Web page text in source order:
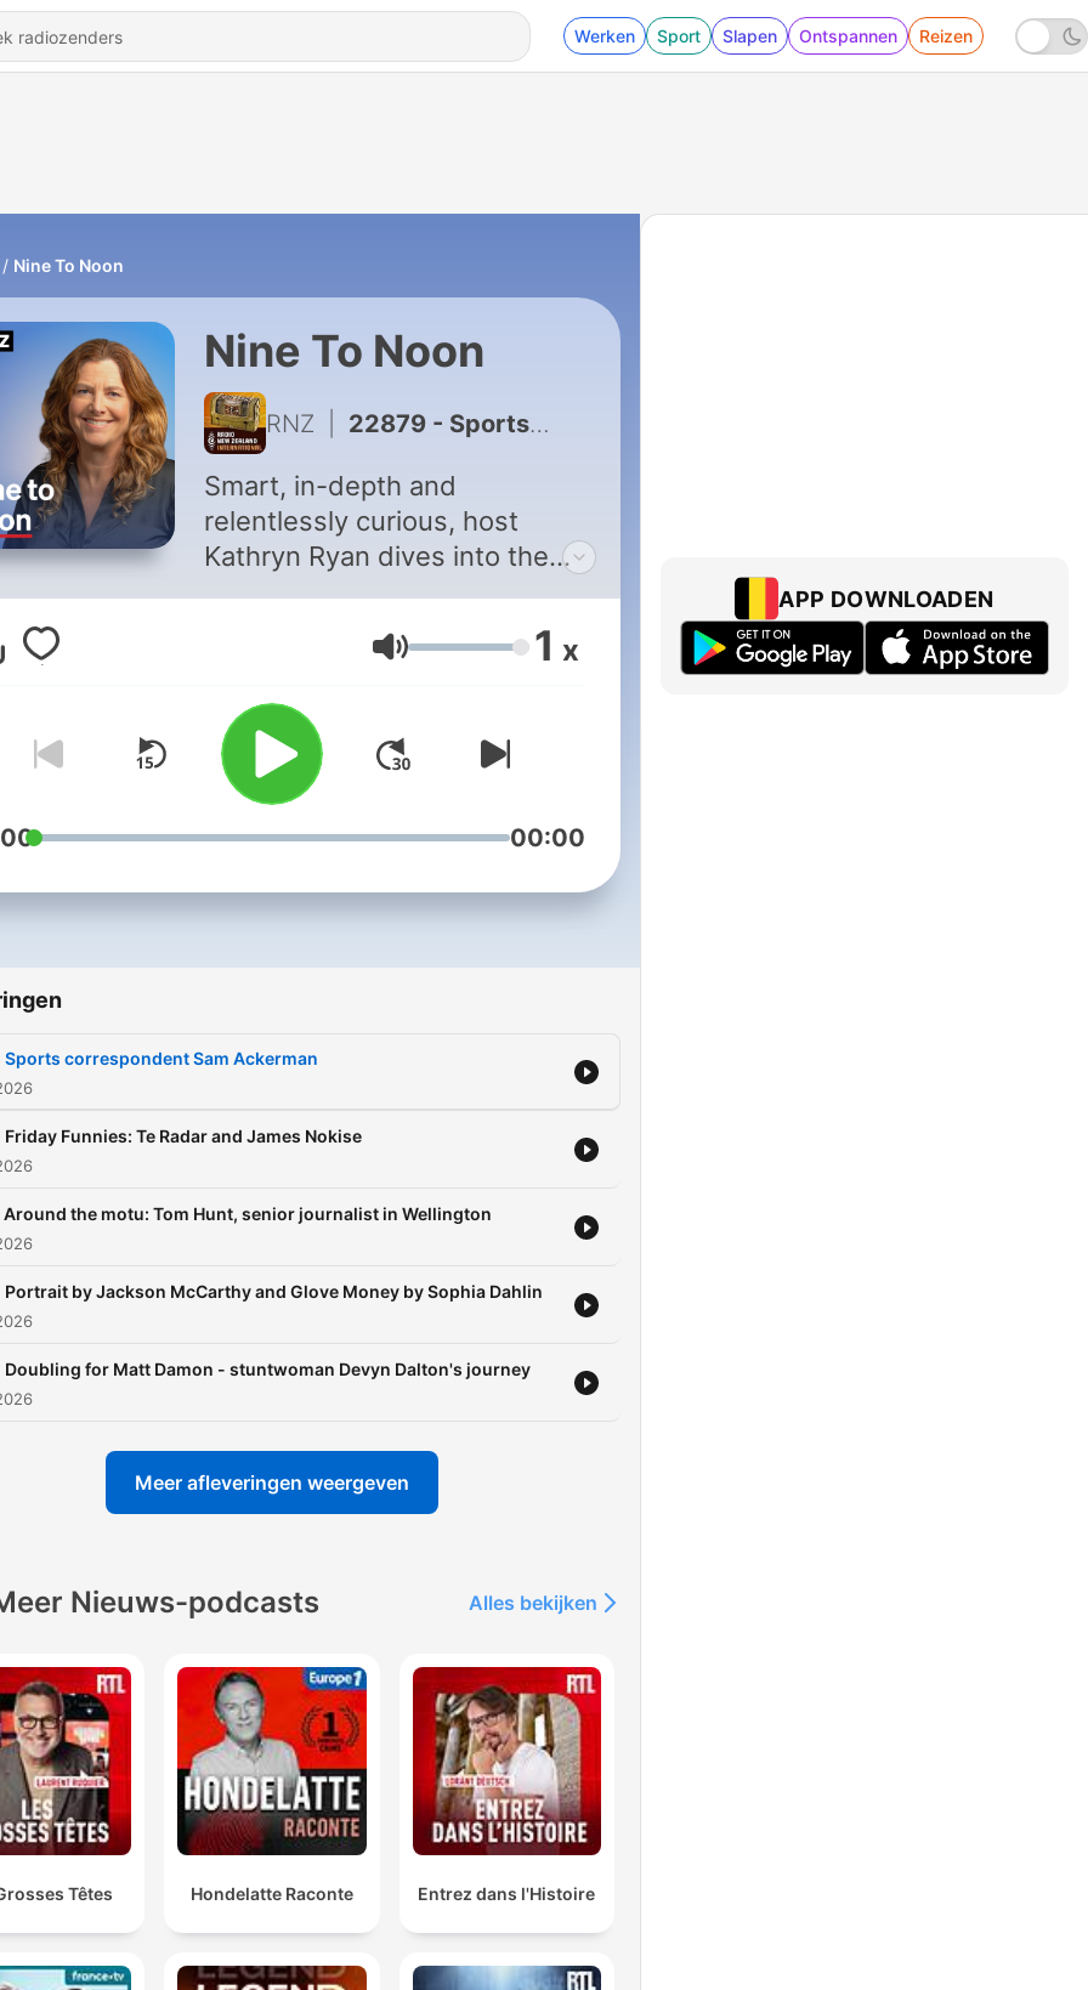
Werken Sport Slapen Ontspannen Reizen
Nine To Noon
Nine To Noon
RNZ 22879 - Sports correspondent Sam Ackerman
Smart, in-depth and
relentlessly curious, host
Kathryn Ryan dives into the
stories shaping New Zealand
and its people. Interviews and
expert analysis from around
the world and at home. It’s
where big ideas are unpacked
and everyday life explored.
Volume 1 x
00:00
Sports correspondent Sam Ackerman
Friday Funnies: Te Radar and James Nokise
Around the motu: Tom Hunt, senior journalist in Wellington
Portrait by Jackson McCarthy and Glove Money by Sophia Dahlin
Doubling for Matt Damon - stuntwoman Devyn Dalton's journey
Meer afleveringen weergeven
Nieuws-podcasts Alles bekijken
Têtes Hondelatte Raconte Entrez dans l'Histoire
APP DOWNLOADEN